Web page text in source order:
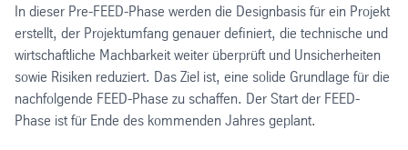
In dieser Pre-FEED-Phase werden die Designbasis für ein Projekt
erstellt, der Projektumfang genauer definiert, die technische und
wirtschaftliche Machbarkeit weiter überprüft und Unsicherheiten
sowie Risiken reduziert. Das Ziel ist, eine solide Grundlage für die
nachfolgende FEED-Phase zu schaffen. Der Start der FEED-
Phase ist für Ende des kommenden Jahres geplant.